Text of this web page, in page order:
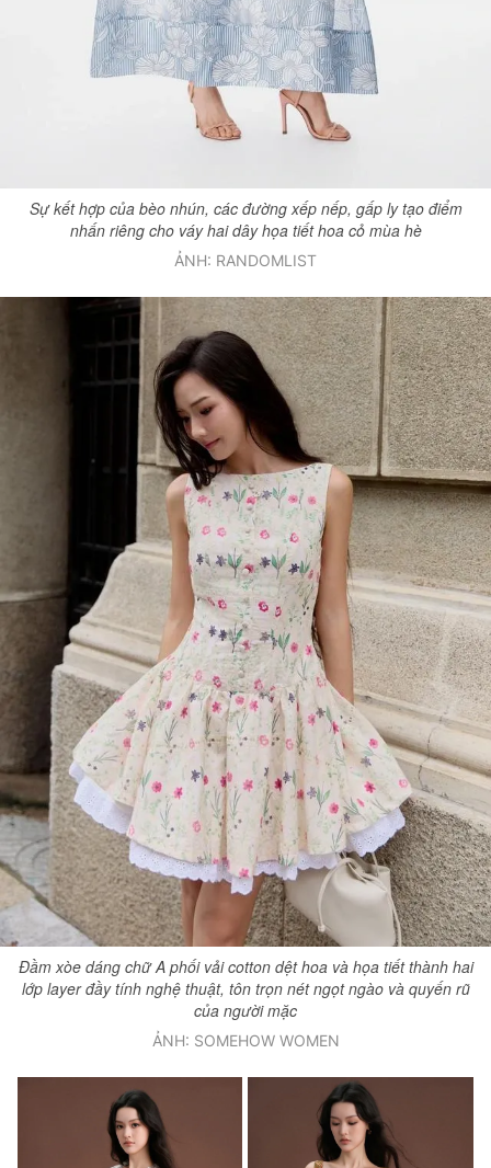
Sự kết hợp của bèo nhún, các đường xếp nếp, gấp ly tạo điểm
nhấn riêng cho váy hai dây họa tiết hoa cỏ mùa hè
ẢNH: RANDOMLIST
Đầm xòe dáng chữ A phối vải cotton dệt hoa và họa tiết thành hai
lớp layer đầy tính nghệ thuật, tôn trọn nét ngọt ngào và quyến rũ
của người mặc
ẢNH: SOMEHOW WOMEN